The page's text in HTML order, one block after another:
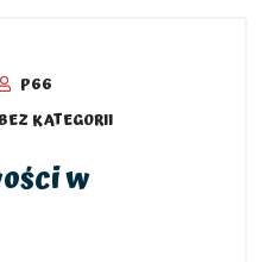
P66
BEZ KATEGORII
w